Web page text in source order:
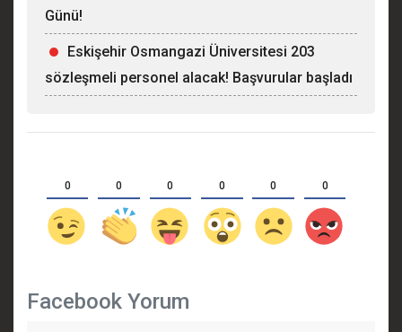
Günü!
Eskişehir Osmangazi Üniversitesi 203
sözleşmeli personel alacak! Başvurular başladı
0 0 0 0 0 0
Facebook Yorum